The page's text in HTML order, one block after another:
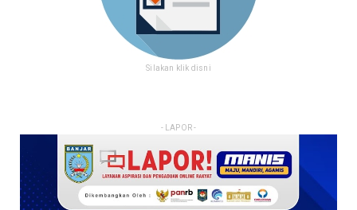
Silakan klik disni
- LAPOR -